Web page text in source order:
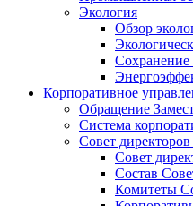
Экология
Обзор
Сохранение
Корпоративное
Обращение
Система
Совет
Совет
Состав
Комитеты